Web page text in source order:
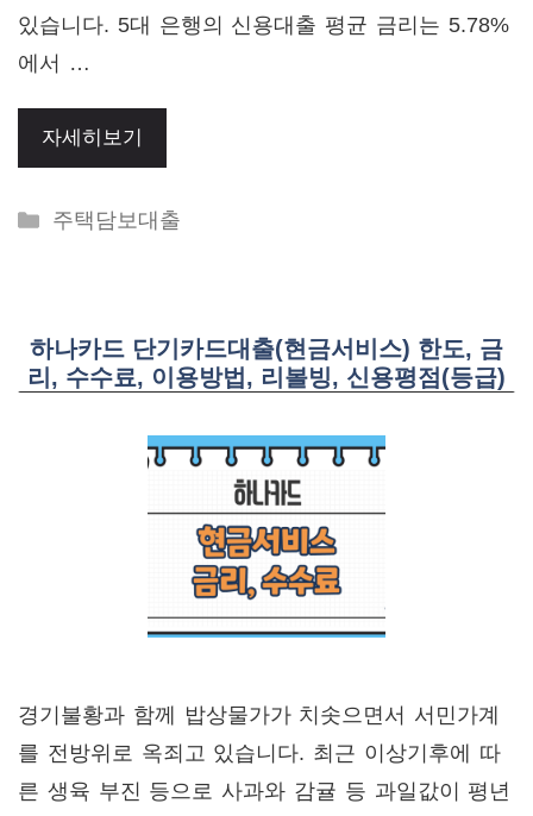
있습니다. 5대 은행의 신용대출 평균 금리는 5.78%
에서 …
자세히보기
Categories
주택담보대출
하나카드 단기카드대출(현금서비스) 한도, 금
리, 수수료, 이용방법, 리볼빙, 신용평점(등급)
경기불황과 함께 밥상물가가 치솟으면서 서민가계
를 전방위로 옥죄고 있습니다. 최근 이상기후에 따
른 생육 부진 등으로 사과와 감귤 등 과일값이 평년